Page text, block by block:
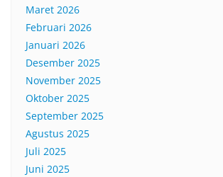
Maret 2026
Februari 2026
Januari 2026
Desember 2025
November 2025
Oktober 2025
September 2025
Agustus 2025
Juli 2025
Juni 2025